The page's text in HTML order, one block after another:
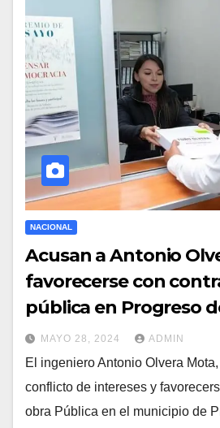
NACIONAL
Acusan a Antonio
favorecerse con
pública en Progreso
MAYO 28, 2024 ADMIN
El ingeniero Antonio Olvera
conflicto de intereses y
obra Pública en el municipio de